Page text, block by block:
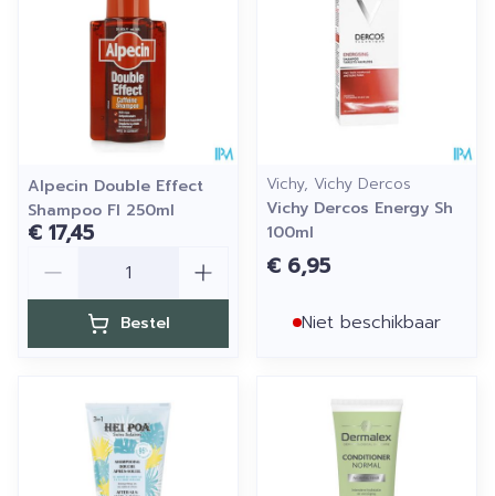
Alpecin Double Effect
Shampoo Fl 250ml
€ 17,45
Bestel
Vichy, Vichy Dercos
Vichy Dercos Energy Sh
100ml
€ 6,95
Niet beschikbaar